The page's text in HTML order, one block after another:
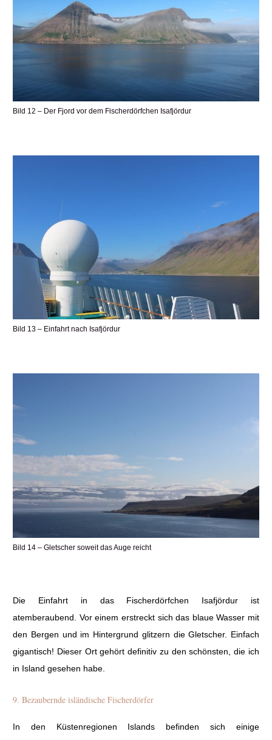
Bild 12 – Der Fjord vor dem Fischerdörfchen Isafjördur
Bild 13 – Einfahrt nach Isafjördur
Bild 14 – Gletscher soweit das Auge reicht
Die Einfahrt in das Fischerdörfchen Isafjördur ist
atemberaubend. Vor einem erstreckt sich das blaue Wasser mit
den Bergen und im Hintergrund glitzern die Gletscher. Einfach
gigantisch! Dieser Ort gehört definitiv zu den schönsten, die ich
in Island gesehen habe.
9. Bezaubernde isländische Fischerdörfer
In den Küstenregionen Islands befinden sich einige